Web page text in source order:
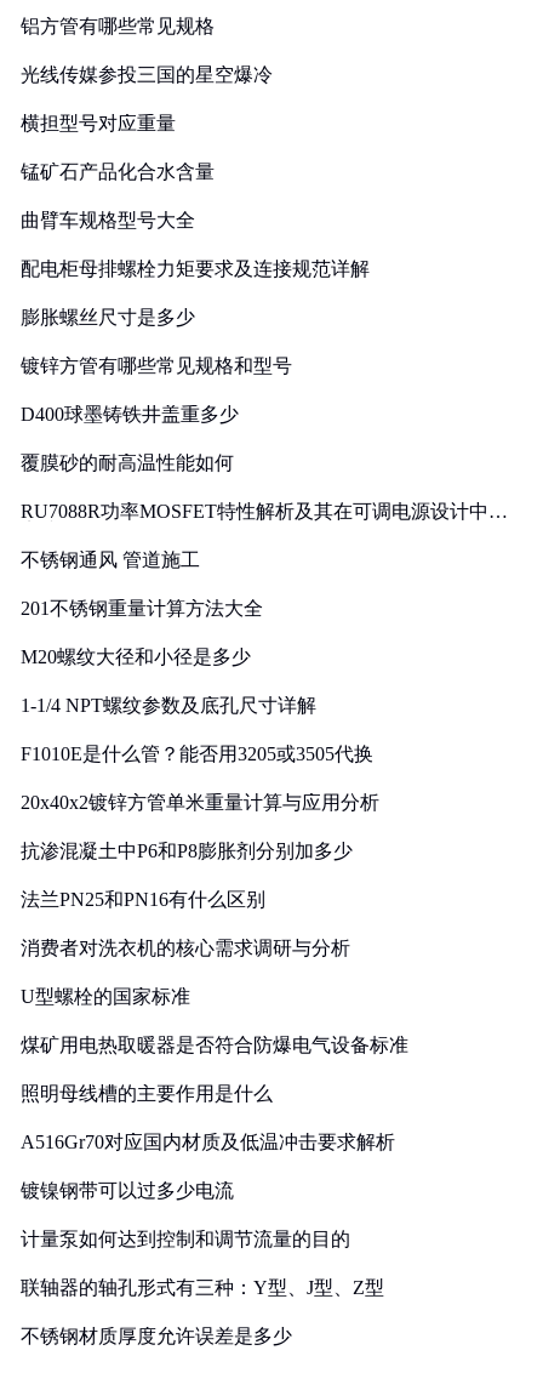
铝方管有哪些常见规格
光线传媒参投三国的星空爆冷
横担型号对应重量
锰矿石产品化合水含量
曲臂车规格型号大全
配电柜母排螺栓力矩要求及连接规范详解
膨胀螺丝尺寸是多少
镀锌方管有哪些常见规格和型号
D400球墨铸铁井盖重多少
覆膜砂的耐高温性能如何
RU7088R功率MOSFET特性解析及其在可调电源设计中的
不锈钢通风 管道施工
201不锈钢重量计算方法大全
M20螺纹大径和小径是多少
1-1/4 NPT螺纹参数及底孔尺寸详解
F1010E是什么管？能否用3205或3505代换
20x40x2镀锌方管单米重量计算与应用分析
抗渗混凝土中P6和P8膨胀剂分别加多少
法兰PN25和PN16有什么区别
消费者对洗衣机的核心需求调研与分析
U型螺栓的国家标准
煤矿用电热取暖器是否符合防爆电气设备标准
照明母线槽的主要作用是什么
A516Gr70对应国内材质及低温冲击要求解析
镀镍钢带可以过多少电流
计量泵如何达到控制和调节流量的目的
联轴器的轴孔形式有三种：Y型、J型、Z型
不锈钢材质厚度允许误差是多少